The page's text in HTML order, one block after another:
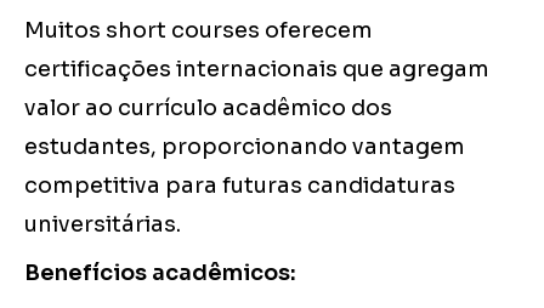
Muitos short courses oferecem
certificações internacionais que agregam
valor ao currículo acadêmico dos
estudantes, proporcionando vantagem
competitiva para futuras candidaturas
universitárias.
Benefícios acadêmicos: